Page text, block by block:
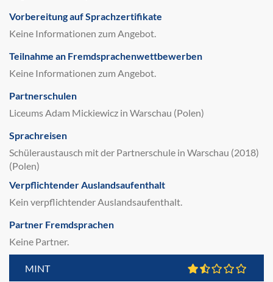
Vorbereitung auf Sprachzertifikate
Keine Informationen zum Angebot.
Teilnahme an Fremdsprachenwettbewerben
Keine Informationen zum Angebot.
Partnerschulen
Liceums Adam Mickiewicz in Warschau (Polen)
Sprachreisen
Schüleraustausch mit der Partnerschule in Warschau (2018)
(Polen)
Verpflichtender Auslandsaufenthalt
Kein verpflichtender Auslandsaufenthalt.
Partner Fremdsprachen
Keine Partner.
MINT